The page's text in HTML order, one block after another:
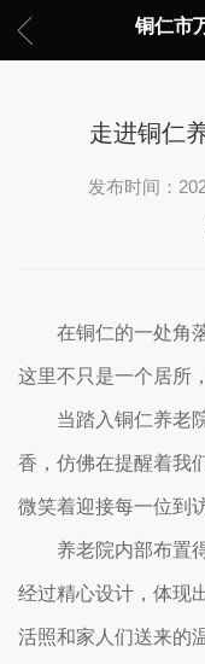
铜仁市
走进铜仁
发布时间：
在铜仁的一处角
这里不只是一个居所
当踏入铜仁养老
香，仿佛在提醒着我
微笑着迎接每一位到
养老院内部布置
经过精心设计，体现
活照和家人们送来的